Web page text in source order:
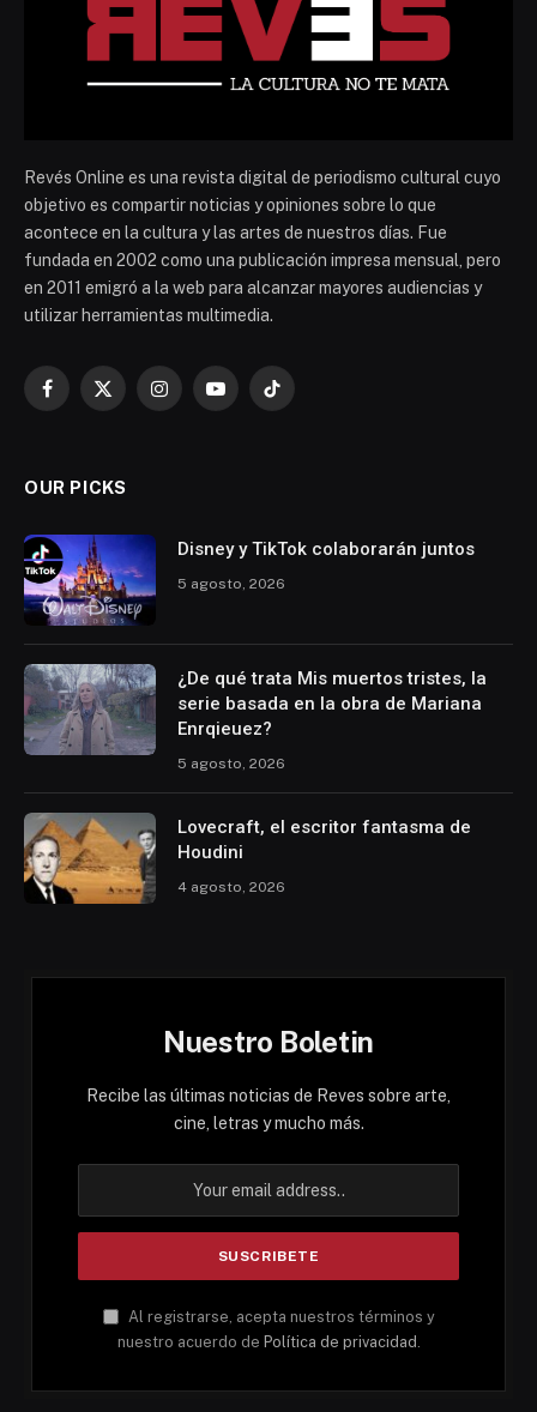
Revés Online es una revista digital de periodismo cultural cuyo
objetivo es compartir noticias y opiniones sobre lo que
acontece en la cultura y las artes de nuestros días. Fue
fundada en 2002 como una publicación impresa mensual, pero
en 2011 emigró a la web para alcanzar mayores audiencias y
utilizar herramientas multimedia.
Facebook
X
InstagramYouTubeTikTok
OUR PICKS
Disney y TikTok colaborarán juntos
5 agosto, 2026
¿De qué trata Mis muertos tristes, la
serie basada en la obra de Mariana
Enrqieuez?
5 agosto, 2026
Lovecraft, el escritor fantasma de
Houdini
4 agosto, 2026
Nuestro Boletin
Recibe las últimas noticias de Reves sobre arte,
cine, letras y mucho más.
Al registrarse, acepta nuestros términos y
nuestro acuerdo de Política de privacidad .